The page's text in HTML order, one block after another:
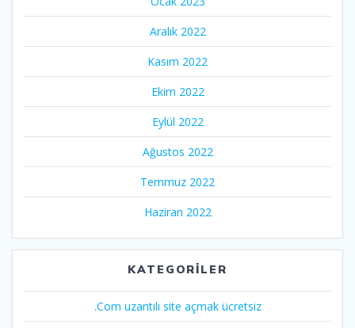
Aralık 2022
Kasım 2022
Ekim 2022
Eylül 2022
Ağustos 2022
Temmuz 2022
Haziran 2022
KATEGORILER
.Com uzantılı site açmak ücretsiz